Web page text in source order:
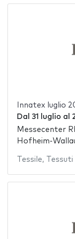
Innatex luglio
Dal 31 luglio al
Messecenter
Hofheim-
Tessile,